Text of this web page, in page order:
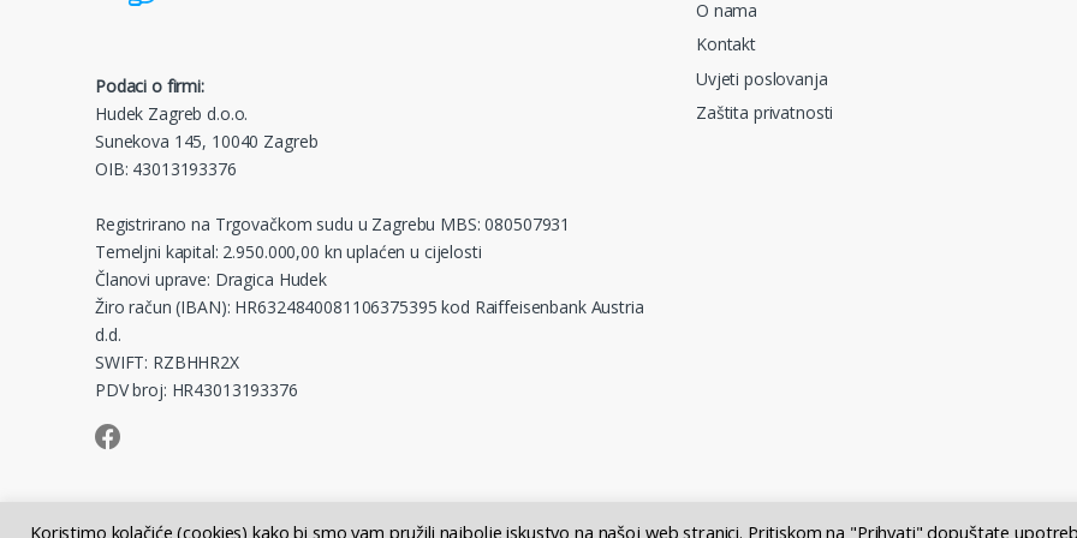
Podaci o firmi:
Hudek Zagreb d.o.o.
Sunekova 145, 10040 Zagreb
OIB: 43013193376
Registrirano na Trgovačkom sudu u Zagrebu MBS: 080507931
Temeljni kapital: 2.950.000,00 kn uplaćen u cijelosti
Članovi uprave: Dragica Hudek
Žiro račun (IBAN): HR6324840081106375395 kod Raiffeisenbank Austria
d.d.
SWIFT: RZBHHR2X
PDV broj: HR43013193376
O nama
Kontakt
Uvjeti poslovanja
Zaštita privatnosti
Koristimo kolačiće (cookies) kako bi smo vam pružili najbolje iskustvo na našoj web stranici. Pritiskom na "Prihvati" dopuštate